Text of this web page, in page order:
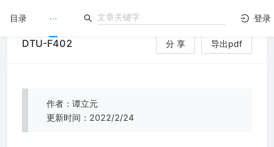
登录
目录
文档没解决？论坛发个帖！
DTU-F402 分 享 导出pdf
作者：谭立元
更新时间：2022/2/24